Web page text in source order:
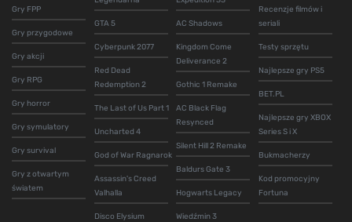
Gry FPP
Gry przygodowe
Gry akcji
Gry RPG
Gry horror
Gry symulatory
Gry survival
Gry z otwartym
światem
GTA 5
Cyberpunk 2077
Red Dead
Redemption 2
The Last of Us Part 1
Uncharted 4
God of War Ragnarok
Assassin's Creed
Valhalla
Disco Elysium
AC Shadows
Kingdom Come
Deliverance 2
Gothic 1 Remake
AC Black Flag
Resynced
Silent Hill 2 Remake
Baldurs Gate 3
Hogwarts Legacy
Wiedźmin 3
Recenzje filmów i
seriali
Testy sprzętu
Najlepsze gry PS5
BET.PL
Najlepsze gry XBOX
Series S i X
Bukmacherzy
Kod promocyjny
Fortuna